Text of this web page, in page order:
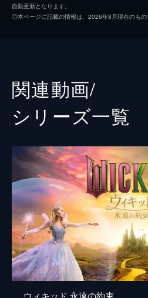
マダム・モリブ
声の出演 ディラモンド
監督
脚本
原作
音楽
自動更新となります。
◎本ページに記載の情報は、2026年8月現在のもの
関連動画/
シリーズ⼀覧
ウィキッド 永遠の約束